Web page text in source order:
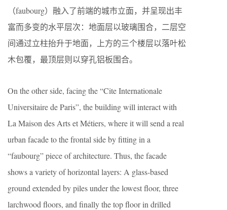
（faubourg）融入了前端的城市立面，并呈现出丰
富而多变的水平层次：地面层以玻璃围合，二层空
间通过立柱抬升于地面，上方的三个楼层以落叶松
木包覆，最顶层则以穿孔铝板围合。
On the other side, facing the “Cite Internationale
Universitaire de Paris”, the building will interact with
La Maison des Arts et Métiers, where it will send a real
urban facade to the frontal side by fitting in a
“faubourg” piece of architecture. Thus, the facade
shows a variety of horizontal layers: A glass-based
ground extended by piles under the lowest floor, three
larchwood floors, and finally the top floor in drilled